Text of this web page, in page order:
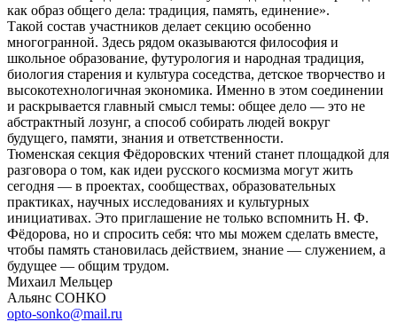
как образ общего дела: традиция, память, единение».
Такой состав участников делает секцию особенно
многогранной. Здесь рядом оказываются философия и
школьное образование, футурология и народная традиция,
биология старения и культура соседства, детское творчество и
высокотехнологичная экономика. Именно в этом соединении
и раскрывается главный смысл темы: общее дело — это не
абстрактный лозунг, а способ собирать людей вокруг
будущего, памяти, знания и ответственности.
Тюменская секция Фёдоровских чтений станет площадкой для
разговора о том, как идеи русского космизма могут жить
сегодня — в проектах, сообществах, образовательных
практиках, научных исследованиях и культурных
инициативах. Это приглашение не только вспомнить Н. Ф.
Фёдорова, но и спросить себя: что мы можем сделать вместе,
чтобы память становилась действием, знание — служением, а
будущее — общим трудом.
Михаил Мельцер
Альянс СОНКО
opto-sonko@mail.ru